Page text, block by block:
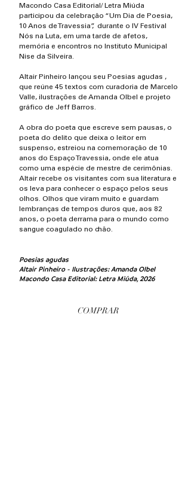
Macondo Casa Editorial/ Letra Miúda
participou da celebração “Um Dia de Poesia,
10 Anos de Travessia”, durante o IV Festival
Nós na Luta, em uma tarde de afetos,
memória e encontros no Instituto Municipal
Nise da Silveira.
Altair Pinheiro lançou seu Poesias agudas ,
que reúne 45 textos com curadoria de Marcelo
Valle, ilustrações de Amanda Olbel e projeto
gráfico de Jeff Barros.
A obra do poeta que escreve sem pausas, o
poeta do delito que deixa o leitor em
suspenso, estreiou na comemoração de 10
anos do Espaço Travessia, onde ele atua
como uma espécie de mestre de cerimônias.
Altair recebe os visitantes com sua literatura e
os leva para conhecer o espaço pelos seus
olhos. Olhos que viram muito e guardam
lembranças de tempos duros que, aos 82
anos, o poeta derrama para o mundo como
sangue coagulado no chão.
Poesias agudas
Altair Pinheiro - Ilustrações: Amanda Olbel
Macondo Casa Editorial: Letra Miúda, 2026
COMPRAR